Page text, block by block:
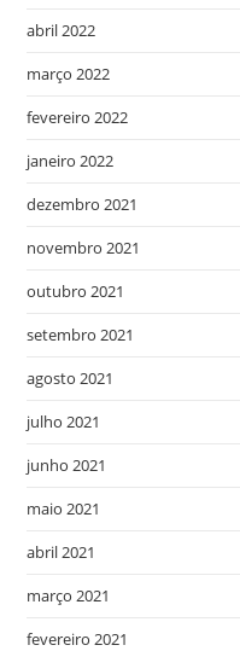
abril 2022
março 2022
fevereiro 2022
janeiro 2022
dezembro 2021
novembro 2021
outubro 2021
setembro 2021
agosto 2021
julho 2021
junho 2021
maio 2021
abril 2021
março 2021
fevereiro 2021